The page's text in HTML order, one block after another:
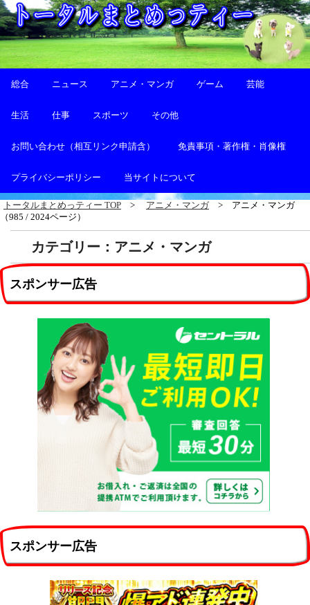
総合 ニュース アニメ・マンガ ゲーム 芸能
生活 仕事 スポーツ その他
お問い合わせ（相互リンク申請含） 免責事項・著作権・肖像権
プライバシーポリシー 当サイトについて
トータルまとめっティー TOP アニメ・マンガ
アニメ・マンガ
（985 / 2024ページ）
カテゴリー：アニメ・マンガ
スポンサー広告
スポンサー広告